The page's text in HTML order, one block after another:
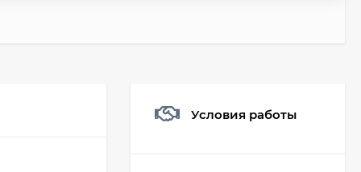
Условия работы